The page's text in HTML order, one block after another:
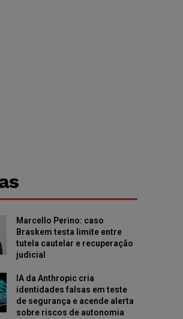
Marcello Perino: caso
Braskem testa limite entre
tutela cautelar e recuperação
judicial
IA da Anthropic cria
identidades falsas em teste
de segurança e acende alerta
sobre riscos de autonomia